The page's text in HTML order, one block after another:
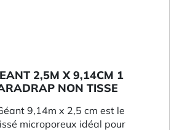
2,5M X 9,14CM 1
NON TISSE
9,14m x 2,5 cm est le
microporeux idéal pour